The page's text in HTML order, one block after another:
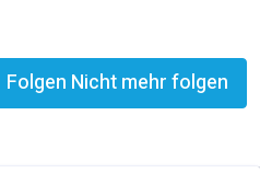
Im Newsroom suchen
Folgen Nicht mehr folgen